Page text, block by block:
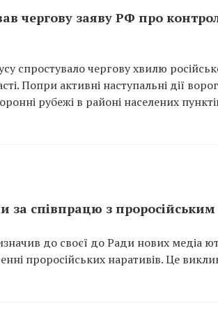
чергову заяву РФ про
спростувало чергову хвилю
Попри активні наступальні дії
рубежі в районі населених
за співпрацю з
до своєї до Ради нових медіа
проросійських наративів. Це